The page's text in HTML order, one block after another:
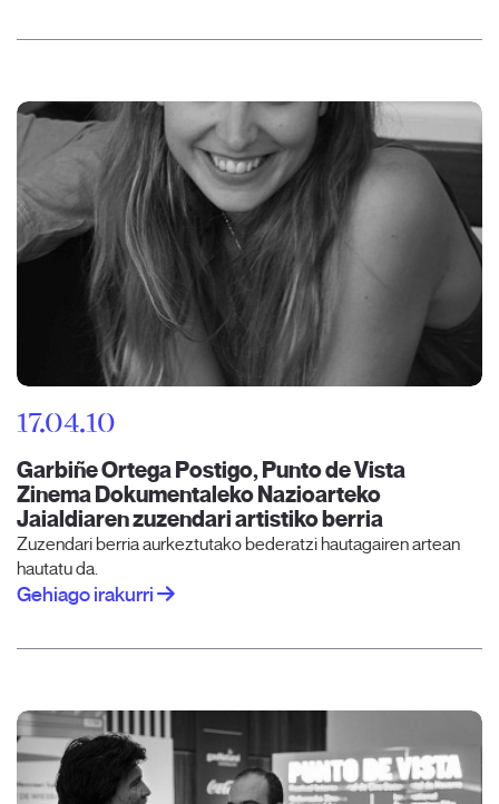
17.04.10
Garbiñe Ortega Postigo, Punto de Vista
Zinema Dokumentaleko Nazioarteko
Jaialdiaren zuzendari artistiko berria
Zuzendari berria aurkeztutako bederatzi hautagairen artean
hautatu da.
Gehiago irakurri